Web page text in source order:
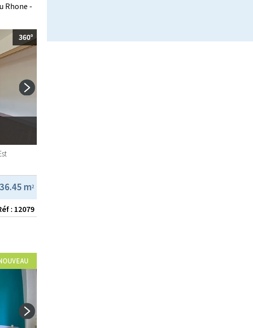
Rhone -
36.45 m2
: 12079